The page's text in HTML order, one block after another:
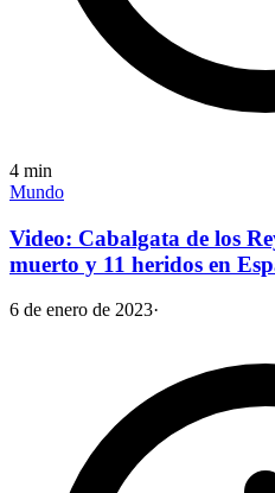
4 min
Mundo
Video: Cabalgata de los
muerto y 11 heridos en
6 de enero de 2023·